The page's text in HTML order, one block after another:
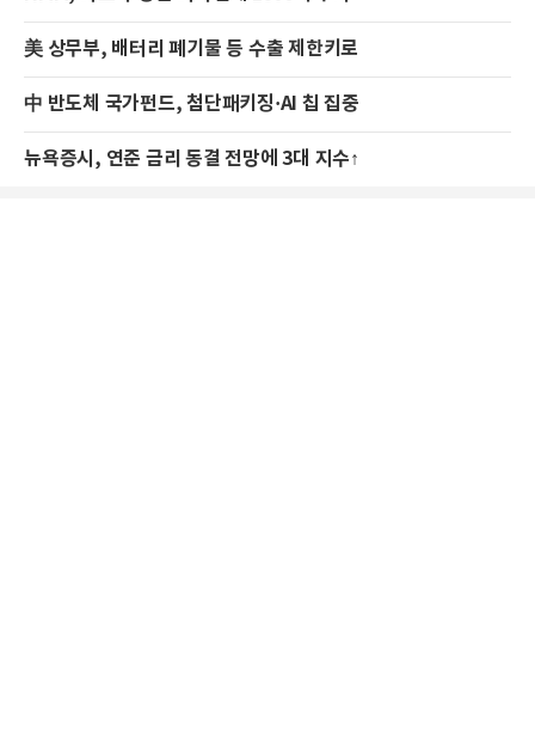
美 상무부, 배터리 폐기물 등 수출 제한키로
中 반도체 국가펀드, 첨단패키징·AI 칩 집중
뉴욕증시, 연준 금리 동결 전망에 3대 지수↑